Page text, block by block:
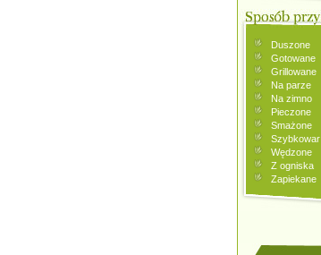
Duszone
Gotowane
Grillowane
Na parze
Na zimno
Pieczone
Smażone
Szybkowar
Wędzone
Z ogniska
Zapiekane